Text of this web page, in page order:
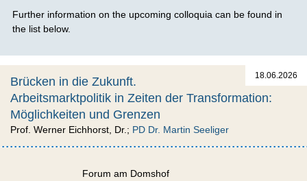
Further information on the upcoming colloquia can be found in
the list below.
18.06.2026
Brücken in die Zukunft.
Arbeitsmarktpolitik in Zeiten der Transformation:
Möglichkeiten und Grenzen
Prof. Werner Eichhorst, Dr.; PD Dr. Martin Seeliger
Forum am Domshof